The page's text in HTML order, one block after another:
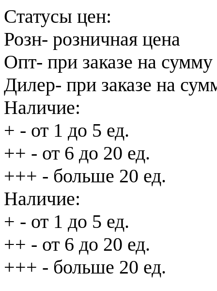
Статусы цен:
Розн- розничная цена
Опт- при заказе на
Дилер- при заказе на
Наличие:
+ - от 1 до 5 ед.
++ - от 6 до 20 ед.
+++ - больше 20 ед.
Наличие:
+ - от 1 до 5 ед.
++ - от 6 до 20 ед.
+++ - больше 20 ед.